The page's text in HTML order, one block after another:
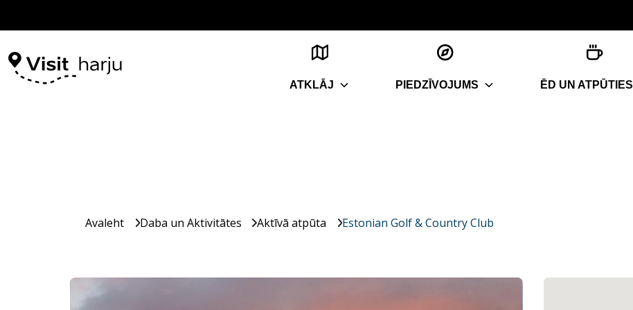
ATKLĀJ PIEDZĪVOJUMS ĒD UN ATPŪTIES
Avaleht Daba un Aktivitātes Aktīvā atpūta Estonian Golf & Country Club